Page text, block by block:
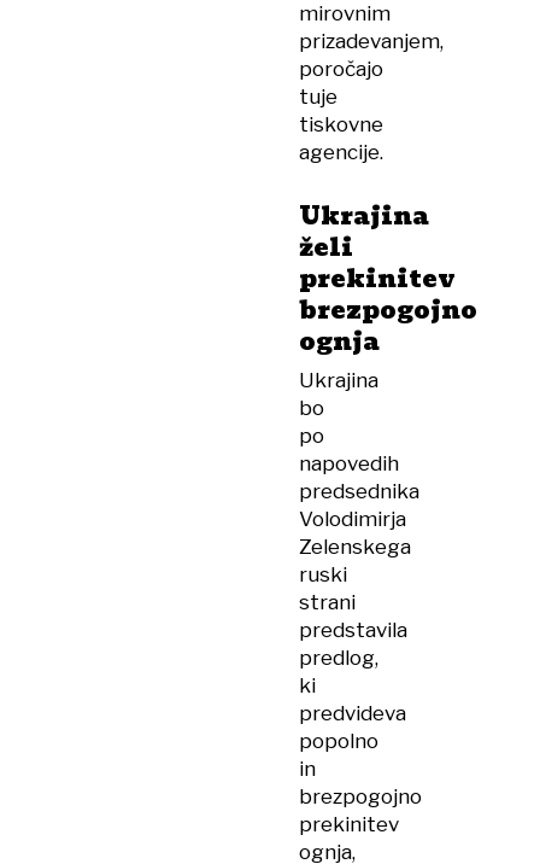
mirovnim
prizadevanjem,
poročajo
tuje
tiskovne
agencije.
Ukrajina
želi
prekinitev
brezpogojno
ognja
Ukrajina
bo
po
napovedih
predsednika
Volodimirja
Zelenskega
ruski
strani
predstavila
predlog,
ki
predvideva
popolno
in
brezpogojno
prekinitev
ognja,